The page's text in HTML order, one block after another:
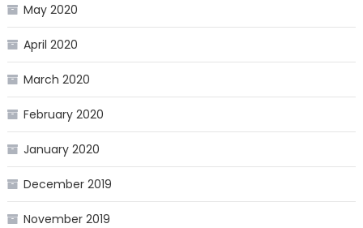
May 2020
April 2020
March 2020
February 2020
January 2020
December 2019
November 2019